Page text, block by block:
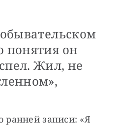
понятия он
Жил, не
ранней записи: «Я